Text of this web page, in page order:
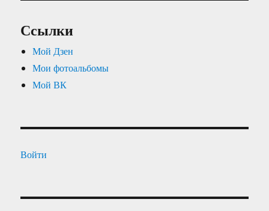
Ссылки
Мой Дзен
Мои фотоальбомы
Мой ВК
Войти